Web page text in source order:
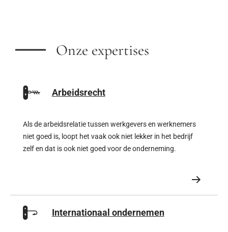
Onze expertises
Arbeidsrecht
Als de arbeidsrelatie tussen werkgevers en werknemers
niet goed is, loopt het vaak ook niet lekker in het bedrijf
zelf en dat is ook niet goed voor de onderneming.
Internationaal ondernemen